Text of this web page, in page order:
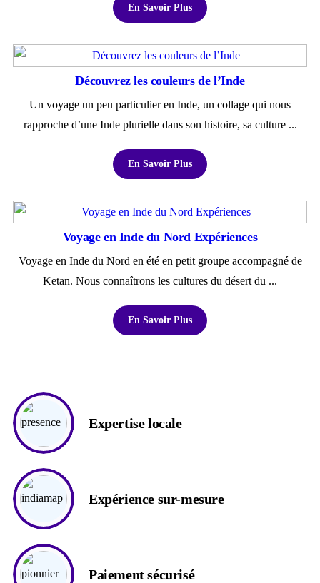
En Savoir Plus
Découvrez les couleurs de l’Inde
Un voyage un peu particulier en Inde, un collage qui nous
rapproche d’une Inde plurielle dans son histoire, sa culture ...
En Savoir Plus
Voyage en Inde du Nord Expériences
Voyage en Inde du Nord en été en petit groupe accompagné de
Ketan. Nous connaîtrons les cultures du désert du ...
En Savoir Plus
Expertise locale
Expérience sur-mesure
Paiement sécurisé